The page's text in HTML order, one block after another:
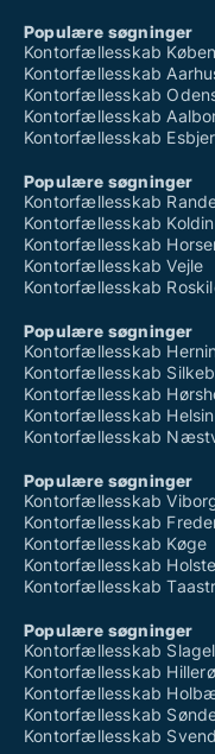
Populære søgninger
Kontorfællesskab
Kontorfællesskab
Kontorfællesskab
Kontorfællesskab
Kontorfællesskab
Populære søgninger
Kontorfællesskab
Kontorfællesskab
Kontorfællesskab
Kontorfællesskab Vejle
Kontorfællesskab
Populære søgninger
Kontorfællesskab
Kontorfællesskab
Kontorfællesskab
Kontorfællesskab
Kontorfællesskab
Populære søgninger
Kontorfællesskab
Kontorfællesskab
Kontorfællesskab Køge
Kontorfællesskab
Kontorfællesskab
Populære søgninger
Kontorfællesskab
Kontorfællesskab
Kontorfællesskab
Kontorfællesskab
Kontorfællesskab